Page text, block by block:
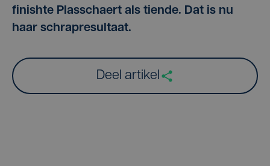
finishte Plasschaert als tiende. Dat is nu
haar schrapresultaat.
Deel artikel